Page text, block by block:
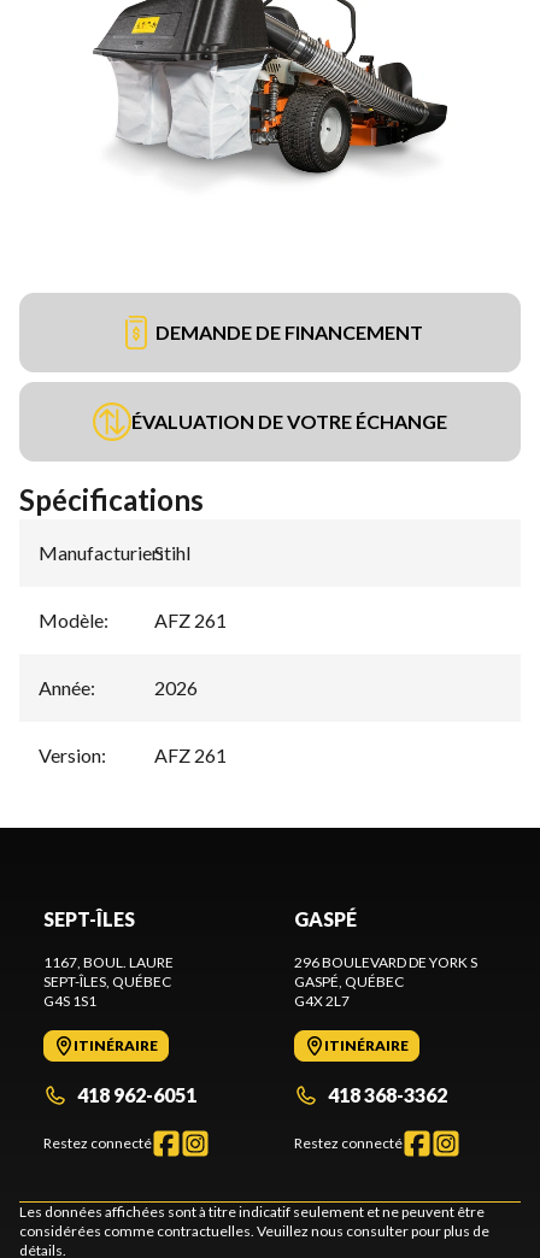
DEMANDE DE FINANCEMENT
ÉVALUATION DE VOTRE ÉCHANGE
Spécifications
Manufacturier:
Stihl
Modèle: AFZ 261
Année: 2026
Version: AFZ 261
SEPT-ÎLES
1167, BOUL. LAURE
SEPT-ÎLES, QUÉBEC
G4S 1S1
ITINÉRAIRE
418 962-6051
Restez connecté
GASPÉ
296 BOULEVARD DE YORK S
GASPÉ, QUÉBEC
G4X 2L7
ITINÉRAIRE
418 368-3362
Restez connecté
Les données affichées sont à titre indicatif seulement et ne peuvent être
considérées comme contractuelles. Veuillez nous consulter pour plus de
détails.